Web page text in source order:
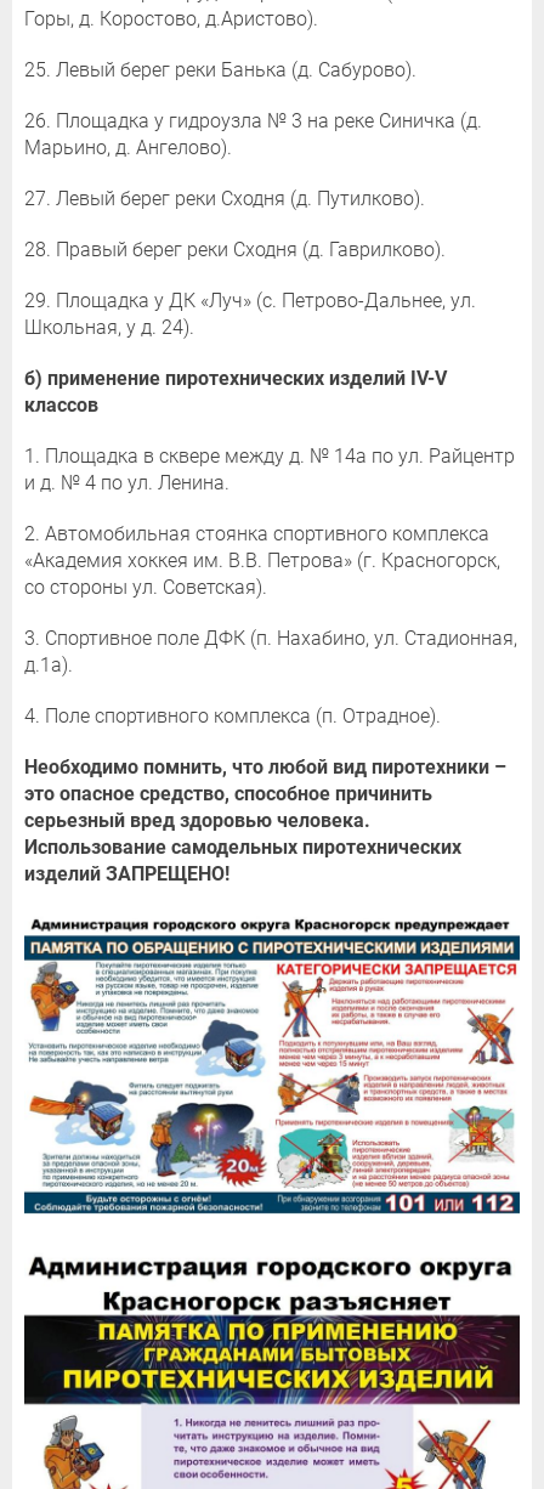
Горы, д. Коростово, д.Аристово).
25. Левый берег реки Банька (д. Сабурово).
26. Площадка у гидроузла № 3 на реке Синичка (д.
Марьино, д. Ангелово).
27. Левый берег реки Сходня (д. Путилково).
28. Правый берег реки Сходня (д. Гаврилково).
29. Площадка у ДК «Луч» (с. Петрово-Дальнее, ул.
Школьная, у д. 24).
б) применение пиротехнических изделий IV-V
классов
1. Площадка в сквере между д. № 14а по ул. Райцентр
и д. № 4 по ул. Ленина.
2. Автомобильная стоянка спортивного комплекса
«Академия хоккея им. В.В. Петрова» (г. Красногорск,
со стороны ул. Советская).
3. Спортивное поле ДФК (п. Нахабино, ул. Стадионная,
д.1а).
4. Поле спортивного комплекса (п. Отрадное).
Необходимо помнить, что любой вид пиротехники –
это опасное средство, способное причинить
серьезный вред здоровью человека.
Использование самодельных пиротехнических
изделий ЗАПРЕЩЕНО!